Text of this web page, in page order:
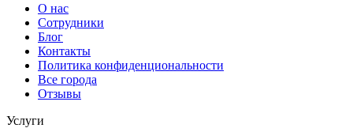
О нас
Сотрудники
Блог
Контакты
Политика конфиденциональности
Все города
Отзывы
Услуги